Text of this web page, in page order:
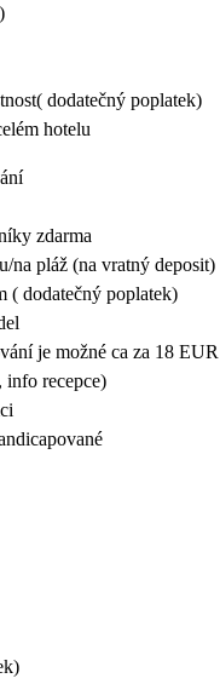
dodatečný poplatek)
hotelu
zdarma
na pláž (na vratný deposit)
( dodatečný poplatek)
je možné ca za 18
info recepce)